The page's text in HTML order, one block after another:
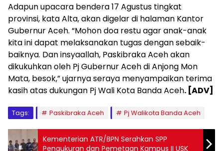
Adapun upacara bendera 17 Agustus tingkat
provinsi, kata Alta, akan digelar di halaman Kantor
Gubernur Aceh. “Mohon doa restu agar anak-anak
kita ini dapat melaksanakan tugas dengan sebaik-
baiknya. Dan insyaallah, Paskibraka Aceh akan
dikukuhkan oleh Pj Gubernur Aceh di Anjong Mon
Mata, besok,” ujarnya seraya menyampaikan terima
kasih atas dukungan Pj Wali Kota Banda Aceh. [ADV]
Tags: Paskibraka Aceh Pj Walikota Banda Aceh
Kementerian ATR/BPN Serahkan SPP
Pengukuran dan Pemetaan Kampus II USK